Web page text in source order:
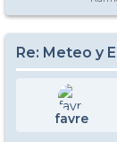
Re: Meteo y
favre